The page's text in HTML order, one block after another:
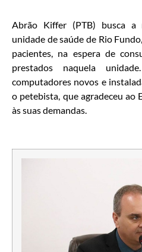
Abrão Kiffer (PTB) busca
unidade de saúde de Rio
pacientes, na espera de
prestados naquela
computadores novos e
o petebista, que agradeceu
às suas demandas.